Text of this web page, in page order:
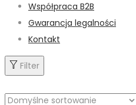
Współpraca B2B
Gwarancja legalności
Kontakt
Filter